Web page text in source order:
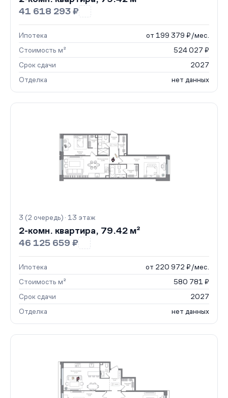
41 618 293 ₽
Ипотека
от 199 379 ₽/мес.
Стоимость м²
524 027 ₽
Срок сдачи
2027
Отделка
нет данных
3 (2 очередь) · 13 этаж
2-комн. квартира, 79.42 м²
46 125 659 ₽
Ипотека
от 220 972 ₽/мес.
Стоимость м²
580 781 ₽
Срок сдачи
2027
Отделка
нет данных